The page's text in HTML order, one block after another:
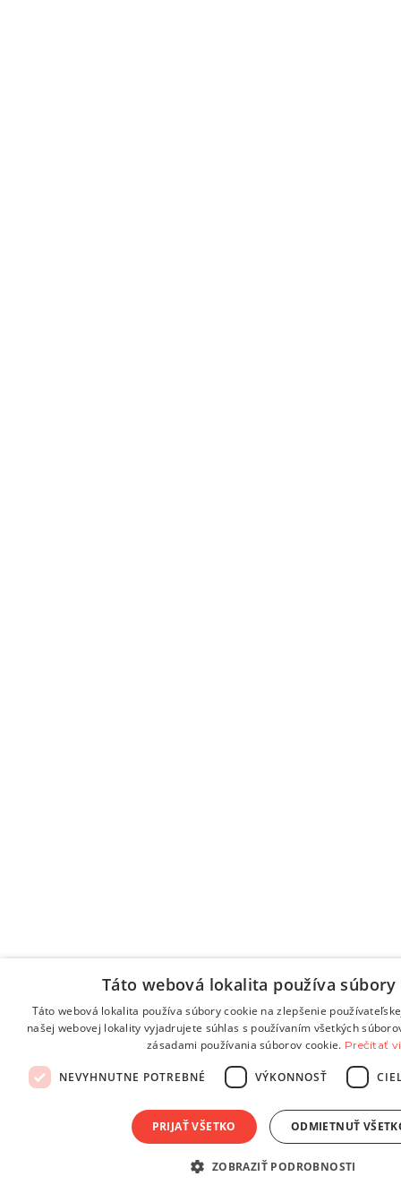
Táto webová lokalita používa súbory
Táto webová lokalita používa súbory cookie na zlepšenie
našej webovej lokality vyjadrujete súhlas s používaním všetkých
zásadami používania súborov cookie. Prečítať
NEVYHNUTNE POTREBNÉ VÝKONNOSŤ
PRIJAŤ VŠETKO ODMIETNUŤ
ZOBRAZIŤ PODROBNOSTI